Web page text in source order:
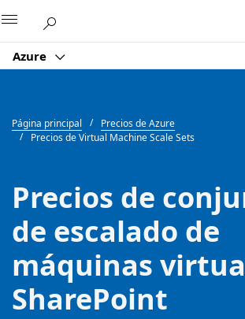
Azure
Página principal
Precios de Azure
Precios de Virtual Machine Scale Sets
Precios de
de escalado de
máquinas
SharePoint